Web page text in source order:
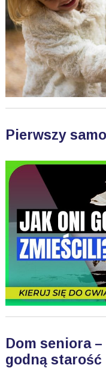
Pierwszy
Dom seniora
godną starość